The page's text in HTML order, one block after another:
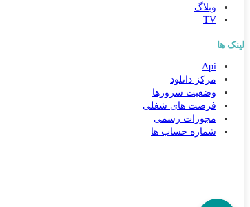
جهت ارتباط در پیامرسان بله کلیک کنید
تماس تلفنی با کارشناس فروش
09031094646
وبلاگ
TV
لینک ها
Api
مرکز دانلود
وضعیت سرورها
فرصت های شغلی
مجوزات رسمی
شماره حساب ها